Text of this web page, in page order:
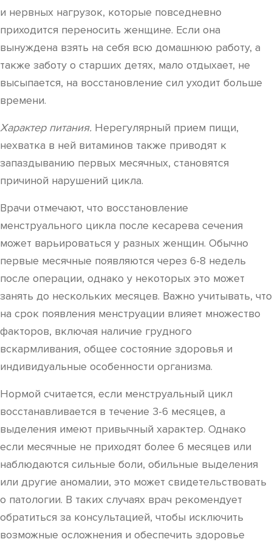
и нервных нагрузок, которые повседневно
приходится переносить женщине. Если она
вынуждена взять на себя всю домашнюю работу, а
также заботу о старших детях, мало отдыхает, не
высыпается, на восстановление сил уходит больше
времени.
Характер питания. Нерегулярный прием пищи,
нехватка в ней витаминов также приводят к
запаздыванию первых месячных, становятся
причиной нарушений цикла.
Врачи отмечают, что восстановление
менструального цикла после кесарева сечения
может варьироваться у разных женщин. Обычно
первые месячные появляются через 6-8 недель
после операции, однако у некоторых это может
занять до нескольких месяцев. Важно учитывать, что
на срок появления менструации влияет множество
факторов, включая наличие грудного
вскармливания, общее состояние здоровья и
индивидуальные особенности организма.
Нормой считается, если менструальный цикл
восстанавливается в течение 3-6 месяцев, а
выделения имеют привычный характер. Однако
если месячные не приходят более 6 месяцев или
наблюдаются сильные боли, обильные выделения
или другие аномалии, это может свидетельствовать
о патологии. В таких случаях врач рекомендует
обратиться за консультацией, чтобы исключить
возможные осложнения и обеспечить здоровье